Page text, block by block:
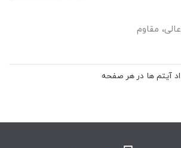
مقاوم
آیتم ها در هر صفحه